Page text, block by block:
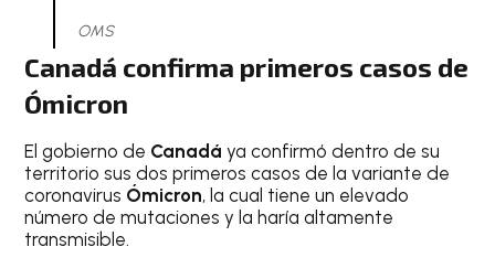
OMS
Canadá confirma primeros casos de
Ómicron
El gobierno de Canadáya confirmó dentro de su
territorio sus dos primeros casos de la variante de
coronavirus Ómicron, la cual tiene un elevado
número de mutaciones y la haría altamente
transmisible.